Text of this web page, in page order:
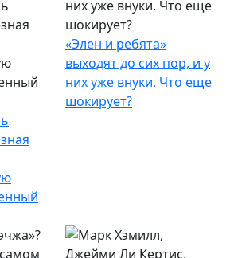
них уже внуки. Что еще
шокирует?
«Элен и ребята»
выходят до сих пор, и у
них уже внуки. Что еще
шокирует?